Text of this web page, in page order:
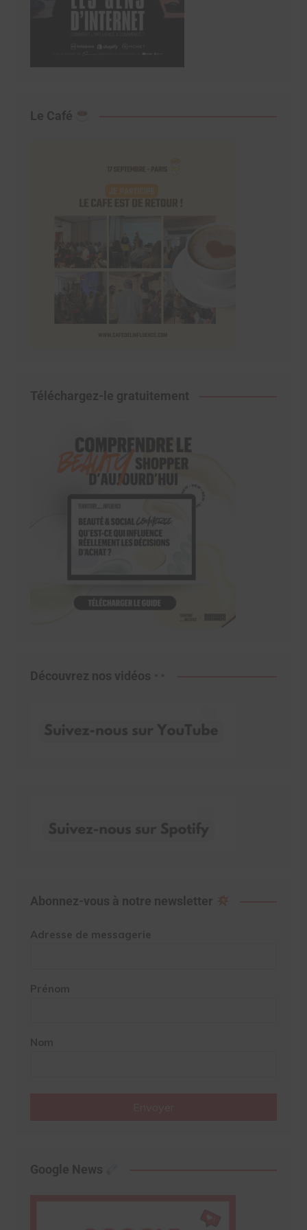
Le Café
Téléchargez-le gratuitement
Découvrez nos vidéos
Abonnez-vous à notre newsletter
Adresse de messagerie
Prénom
Nom
Google News